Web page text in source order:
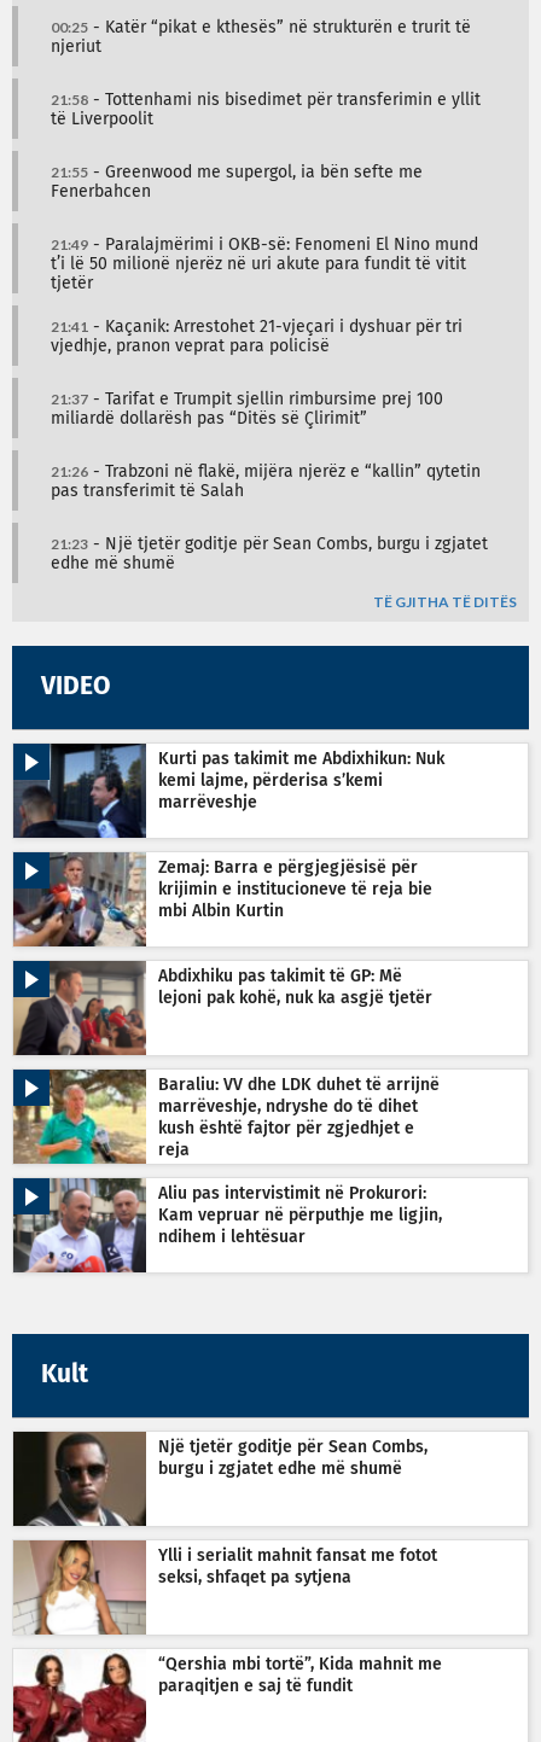
00:25 - Katër “pikat e kthesës” në strukturën e trurit të
njeriut
21:58 - Tottenhami nis bisedimet për transferimin e yllit
të Liverpoolit
21:55 - Greenwood me supergol, ia bën sefte me
Fenerbahcen
21:49 - Paralajmërimi i OKB-së: Fenomeni El Nino mund
t’i lë 50 milionë njerëz në uri akute para fundit të vitit
tjetër
21:41 - Kaçanik: Arrestohet 21-vjeçari i dyshuar për tri
vjedhje, pranon veprat para policisë
21:37 - Tarifat e Trumpit sjellin rimbursime prej 100
miliardë dollarësh pas “Ditës së Çlirimit”
21:26 - Trabzoni në flakë, mijëra njerëz e “kallin” qytetin
pas transferimit të Salah
21:23 - Një tjetër goditje për Sean Combs, burgu i zgjatet
edhe më shumë
TË GJITHA TË DITËS
VIDEO
Kurti pas takimit me Abdixhikun: Nuk
kemi lajme, përderisa s’kemi
marrëveshje
Zemaj: Barra e përgjegjësisë për
krijimin e institucioneve të reja bie
mbi Albin Kurtin
Abdixhiku pas takimit të GP: Më
lejoni pak kohë, nuk ka asgjë tjetër
Baraliu: VV dhe LDK duhet të arrijnë
marrëveshje, ndryshe do të dihet
kush është fajtor për zgjedhjet e
reja
Aliu pas intervistimit në Prokurori:
Kam vepruar në përputhje me ligjin,
ndihem i lehtësuar
Kult
Një tjetër goditje për Sean Combs,
burgu i zgjatet edhe më shumë
Ylli i serialit mahnit fansat me fotot
seksi, shfaqet pa sytjena
“Qershia mbi tortë”, Kida mahnit me
paraqitjen e saj të fundit